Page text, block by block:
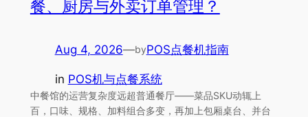
餐、厨房与外卖订单管理？
Aug 4, 2026—byPOS点餐机指南
in POS机与点餐系统
中餐馆的运营复杂度远超普通餐厅——菜品SKU动辄上
百，口味、规格、加料组合多变，再加上包厢桌台、并台